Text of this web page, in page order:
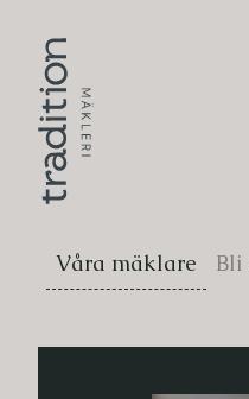
Våra mäklare Bli